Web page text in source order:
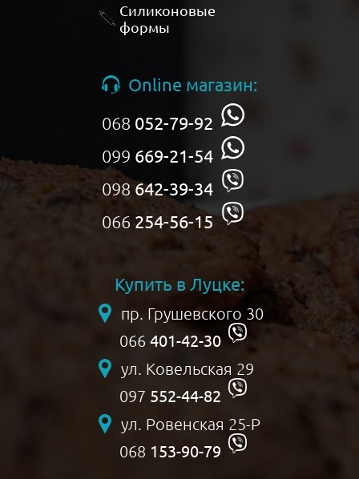
Силиконовые
формы
Online магазин:
068 052-79-92
099 669-21-54
098 642-39-34
066 254-56-15
Купить в Луцке:
пр. Грушевского 30
066 401-42-30
ул. Ковельская 29
097 552-44-82
ул. Ровенская 25-Р
068 153-90-79